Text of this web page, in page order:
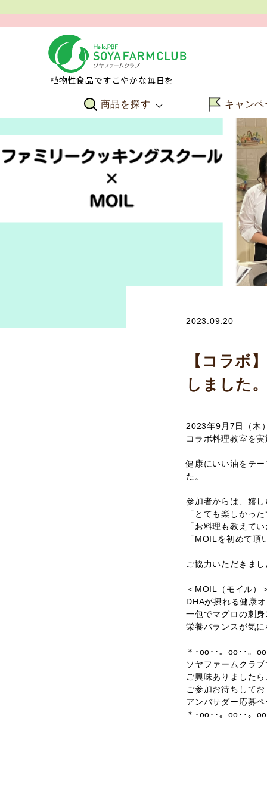
植物性食品ですこやかな毎日を
商品を探す キャンペ
2023.09.20
【コラボ
しました
2023年9月7日（木
コラボ料理教室を
健康にいい油をテ
た。
参加者からは、嬉
「とても楽しかっ
「お料理も教えて
「MOILを初めて
ご協力いただきま
＜MOIL（モイル）
DHAが摂れる健康
一包でマグロの刺
栄養バランスが気
＊･oo･･。oo･･。
ソヤファームクラ
ご興味ありました
ご参加お待ちして
アンバサダー応募
＊･oo･･。oo･･。